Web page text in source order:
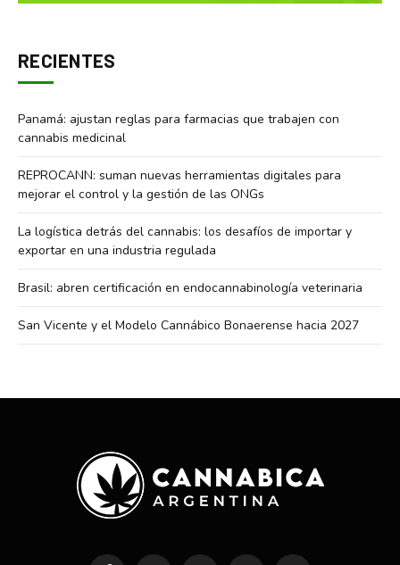
RECIENTES
Panamá: ajustan reglas para farmacias que trabajen con
cannabis medicinal
REPROCANN: suman nuevas herramientas digitales para
mejorar el control y la gestión de las ONGs
La logística detrás del cannabis: los desafíos de importar y
exportar en una industria regulada
Brasil: abren certificación en endocannabinología veterinaria
San Vicente y el Modelo Cannábico Bonaerense hacia 2027